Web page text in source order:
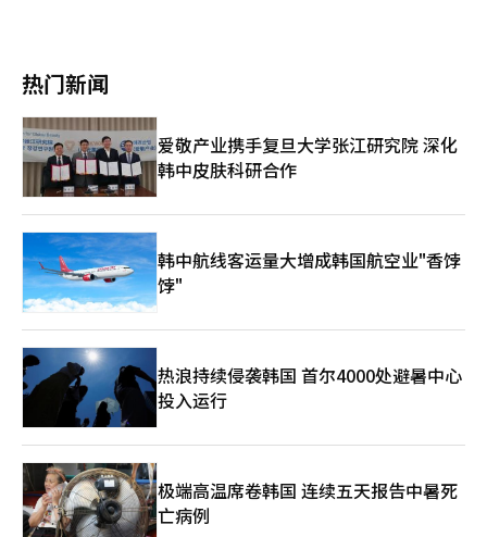
税。同时，针对获得政府补贴的中国商品大量涌入欧洲市场的情
在电池、风能和清洁技术等战略产业中优待欧洲产品的规定讨论也
在扩大。 欧洲的忧虑与美国日益接近。过去，最强烈批评北京出
口导向增长模式的是华盛顿。近期，欧盟也认为过剩生产可能会动
摇地区制造业基础。因此，借此次峰会的机会，针对不公平贸易行
为和供应过剩问题的共同应对讨论有望取得进展。 中国对此表示
反对。官媒《环球时报》在会议前批评G7为“虚伪的富国俱乐
部”，并声称“西方将经济增长放缓和产业竞争力下降的责任归咎
于中国”。 此次讨论表明，中国的供应过剩问题已超越简单的贸
易摩擦，扩展到主要国家的产业保护和生产、采购链重组问题。如
果G7采取共同应对措施，中西方之间的贸易冲突可能会从电动车
扩展到电池、机械、化学和清洁技术等各个领域。※ 本报道经人
工智能（AI）系统翻译与编辑。
2000年代初的第一次冲击有所不同。当时，低价制造业产品如纺
织品、家具、玩具和电子产品减少了美国和欧洲的工厂就业。而现
在，电动车、电池、太阳能、工业机械、化学品和机器人等高附加
值产业与中国企业和产品直接竞争，正是欧洲的强项。 德国被视
为这种压力的代表案例。曾经将中国市场视为主要出口地的德国企
业，最近在机械、建筑设备、汽车和化学等核心领域与当地企业展
开竞争。德国经济在2023年和2024年经历萎缩，2025年仅增长
0.2%，而与中国的竞争加剧被认为是制造业面临的压力因素之
一。 在这种情况下，欧盟也在提高防御措施。欧盟对中国电动车
征收最高35%的额外关税。同时，针对接受政府补贴的中国产品大
量进入欧洲市场的情况，欧盟也在考虑通过额外关税或进口限制进
行应对。此外，关于在电池、风能和清洁技术等战略产业中优待欧
洲产品的规定讨论也在扩大。 欧洲的忧虑与美国日益接近。过
盟也意识到过剩生产可能会动摇其内部制造业基础。因此，借此次
峰会的机会，针对不公平贸易行为和供应过剩问题的共同应对讨论
有望取得进展。 中国对此表示反对。官媒《环球时报》在会议前
批评G7为“虚伪的富国俱乐部”，并声称“西方将增长放缓和产
业竞争力下降的责任归咎于中国”。 此次讨论表明，中国的供应
过剩问题已超越简单的贸易摩擦，扩展到主要国家的产业保护和生
产、采购链重组问题。如果G7采取共同应对措施，中西方之间的
贸易冲突可能会从电动车扩展到电池、机械、化学和清洁技术等多
个领域。※ 本报道经人工智能（AI）系统翻译与编辑。
热门新闻
爱敬产业携手复旦大学张江研究院 深化
韩中皮肤科研合作
韩中航线客运量大增成韩国航空业"香饽
饽"
热浪持续侵袭韩国 首尔4000处避暑中心
投入运行
极端高温席卷韩国 连续五天报告中暑死
亡病例